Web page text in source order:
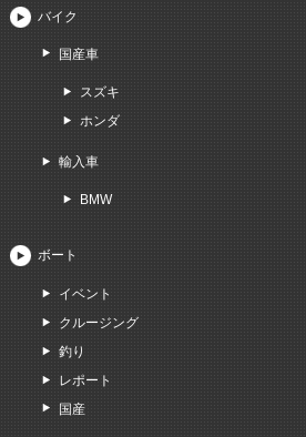
バイク
国産車
スズキ
ホンダ
輸入車
BMW
ボート
イベント
クルージング
釣り
レポート
国産